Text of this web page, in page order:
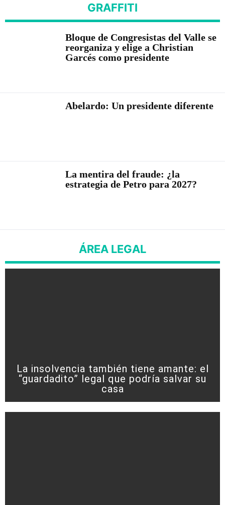
GRAFFITI
Bloque de Congresistas del Valle se
reorganiza y elige a Christian
Garcés como presidente
Abelardo: Un presidente diferente
La mentira del fraude: ¿la
estrategia de Petro para 2027?
ÁREA LEGAL
La insolvencia también tiene amante: el
“guardadito” legal que podría salvar su
casa